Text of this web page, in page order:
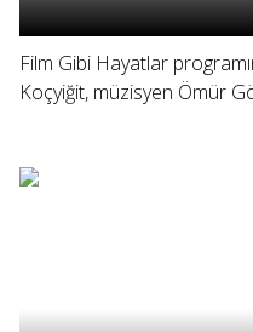
Film Gibi Hayatlar
Koçyiğit, müzisyen Ömür